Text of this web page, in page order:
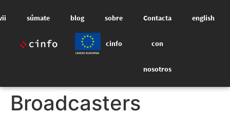
súmate blog sobre
cinfo
Contacta
con
nosotros
english
Broadcasters